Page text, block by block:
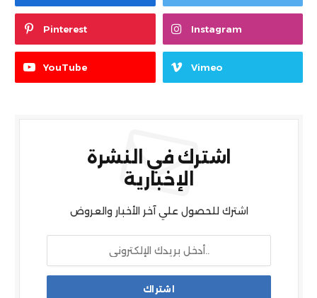
Pinterest Instagram
YouTube Vimeo
اشترك في النشرة
الإخبارية
اشترك للحصول علي آخر الأخبار والعروض